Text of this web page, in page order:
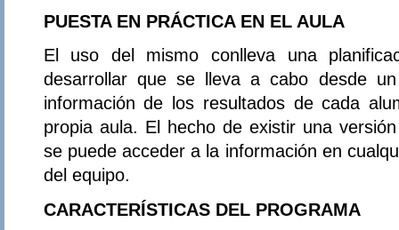
PUESTA EN PRÁCTICA EN EL AULA
El uso del mismo conlleva una
desarrollar que se lleva a cabo desde
información de los resultados de cada
propia aula. El hecho de existir una
se puede acceder a la información en
del equipo.
CARACTERÍSTICAS DEL PROGRAMA